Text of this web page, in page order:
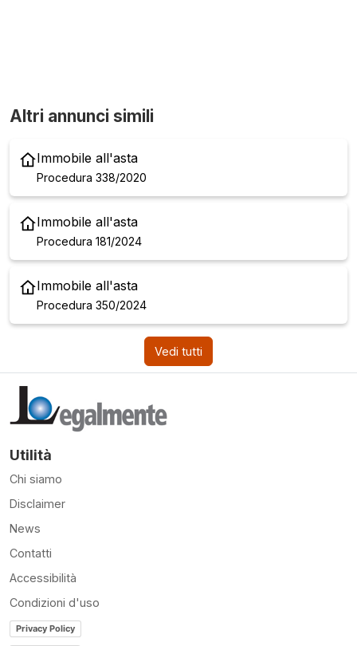
Altri annunci simili
Immobile all'asta
Procedura 338/2020
Immobile all'asta
Procedura 181/2024
Immobile all'asta
Procedura 350/2024
Vedi tutti
Utilità
Chi siamo
Disclaimer
News
Contatti
Accessibilità
Condizioni d'uso
Privacy Policy